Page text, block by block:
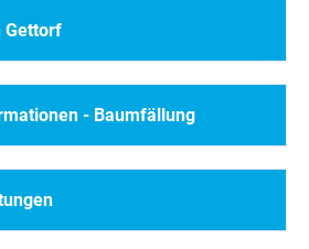
Gettorf
- Baumfällung